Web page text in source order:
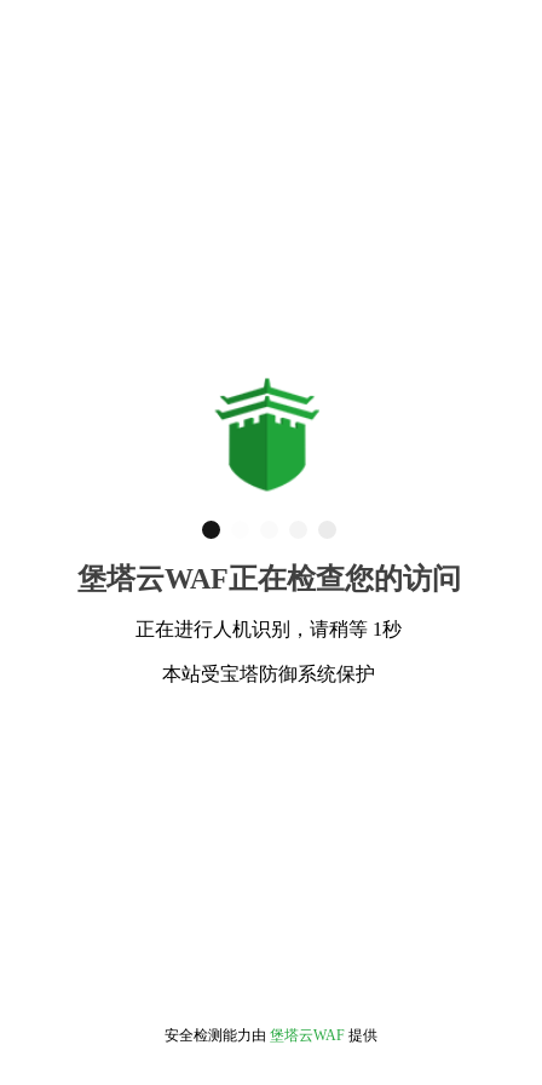
堡塔云WAF正在检查您的访问
正在进行人机识别，请稍等 1秒
本站受宝塔防御系统保护
安全检测能力由 堡塔云WAF 提供